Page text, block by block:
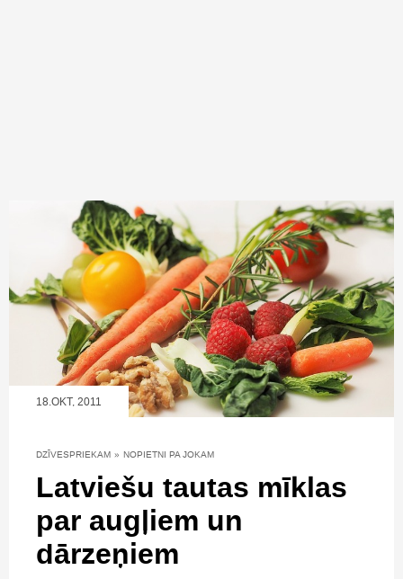
18.OKT, 2011
DZĪVESPRIEKAM » NOPIETNI PA JOKAM
Latviešu tautas mīklas
par augļiem un
dārzeņiem